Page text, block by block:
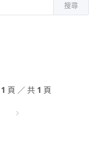
搜尋
1 頁 ／ 共 1 頁